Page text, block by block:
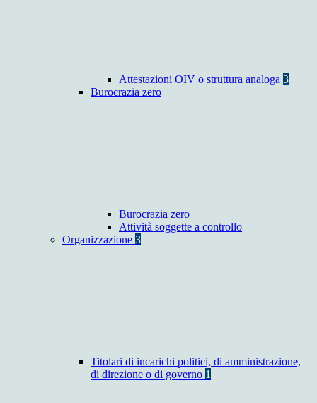
Attestazioni OIV o struttura analoga 3
Burocrazia zero
Burocrazia zero
Attività soggette a controllo
Organizzazione 3
Titolari di incarichi politici, di amministrazione,
di direzione o di governo 1